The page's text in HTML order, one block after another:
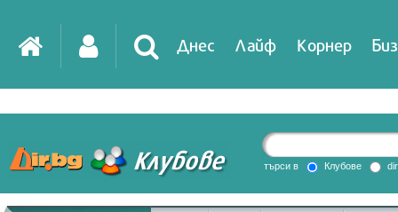
Днес Лайф Корнер
DirTV Impressio
търси в Клубове